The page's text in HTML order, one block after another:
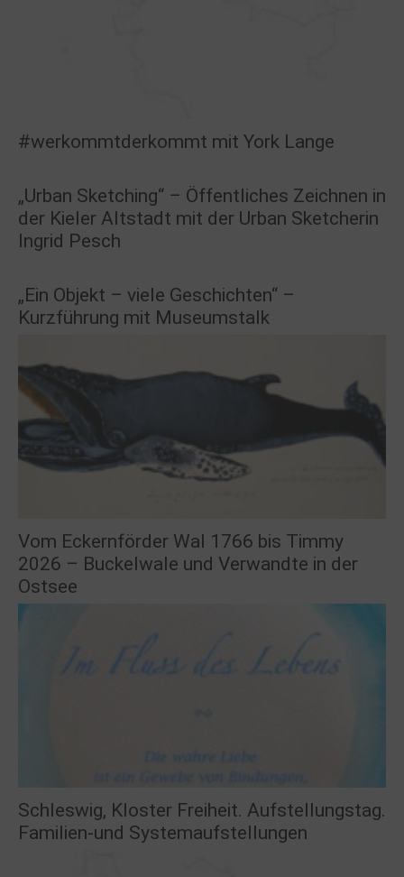
#werkommtderkommt mit York Lange
„Urban Sketching“ – Öffentliches Zeichnen in
der Kieler Altstadt mit der Urban Sketcherin
Ingrid Pesch
„Ein Objekt – viele Geschichten“ –
Kurzführung mit Museumstalk
Vom Eckernförder Wal 1766 bis Timmy
2026 – Buckelwale und Verwandte in der
Ostsee
Schleswig, Kloster Freiheit. Aufstellungstag.
Familien-und Systemaufstellungen